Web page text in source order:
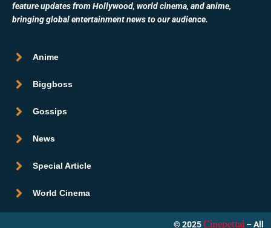
feature updates from Hollywood, world cinema, and anime,
bringing global entertainment news to our audience.
Anime
Biggboss
Gossips
News
Special Article
World Cinema
© 2025 Cinepettai – All